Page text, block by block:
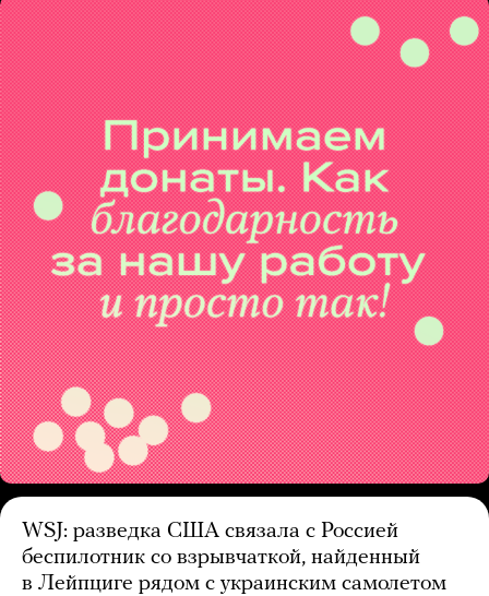
WSJ: разведка США связала с Россией
беспилотник со взрывчаткой, найденный
в Лейпциге рядом с украинским самолетом